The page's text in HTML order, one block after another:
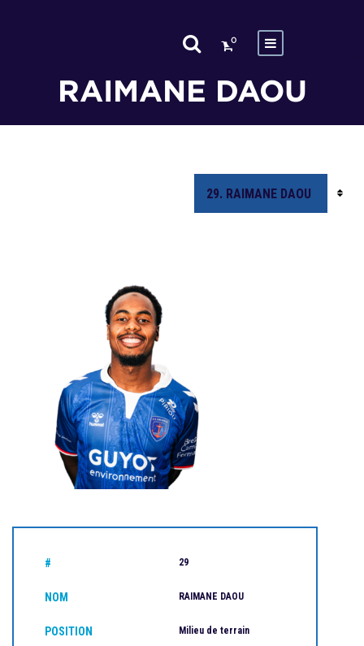
0
RAIMANE DAOU
# 29
NOM RAIMANE DAOU
POSITION Milieu de terrain